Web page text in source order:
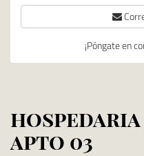
hospedaria
apto 03
¡Póngate en